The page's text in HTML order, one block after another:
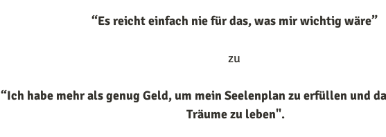
“Es reicht einfach nie für das, was mir wichtig wäre”
zu
“Ich habe mehr als genug Geld, um mein Seelenplan zu erfüllen und
Träume zu leben".